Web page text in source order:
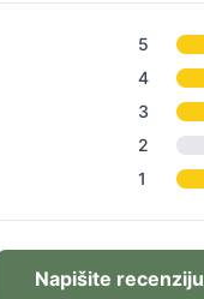
5
4
3
2
1
Napišite recenziju